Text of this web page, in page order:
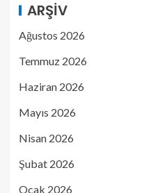
ARŞIV
Ağustos 2026
Temmuz 2026
Haziran 2026
Mayıs 2026
Nisan 2026
Şubat 2026
Ocak 2026